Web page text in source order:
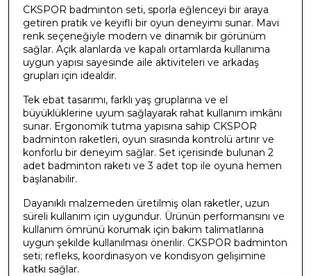
CKSPOR badminton seti, sporla eğlenceyi bir araya
getiren pratik ve keyifli bir oyun deneyimi sunar. Mavi
renk seçeneğiyle modern ve dinamik bir görünüm
sağlar. Açık alanlarda ve kapalı ortamlarda kullanıma
uygun yapısı sayesinde aile aktiviteleri ve arkadaş
grupları için idealdir.
Tek ebat tasarımı, farklı yaş gruplarına ve el
büyüklüklerine uyum sağlayarak rahat kullanım imkânı
sunar. Ergonomik tutma yapısına sahip CKSPOR
badminton raketleri, oyun sırasında kontrolü artırır ve
konforlu bir deneyim sağlar. Set içerisinde bulunan 2
adet badminton raketi ve 3 adet top ile oyuna hemen
başlanabilir.
Dayanıklı malzemeden üretilmiş olan raketler, uzun
süreli kullanım için uygundur. Ürünün performansını ve
kullanım ömrünü korumak için bakım talimatlarına
uygun şekilde kullanılması önerilir. CKSPOR badminton
seti; refleks, koordinasyon ve kondisyon gelişimine
katkı sağlar.